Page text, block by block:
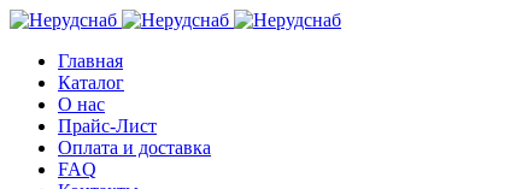
Главная
Каталог
О нас
Прайс-Лист
Оплата и доставка
FAQ